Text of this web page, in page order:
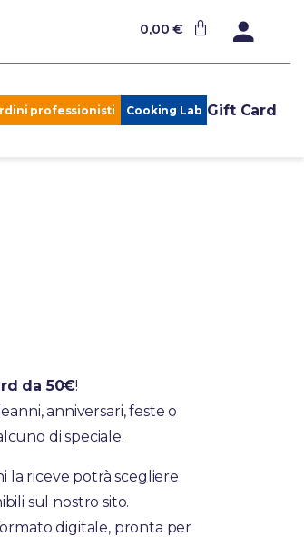
0,00€
professionisti Cooking Lab Gift Card
da 50€!
anniversari, feste o
di speciale.
la riceve potrà scegliere
sul nostro sito.
digitale, pronta per